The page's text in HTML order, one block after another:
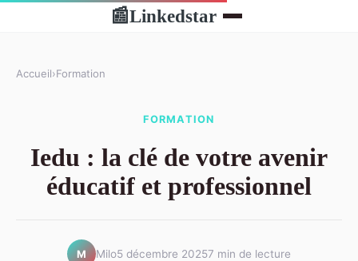
📰Linkedstar
Accueil›Formation
FORMATION
Iedu : la clé de votre avenir
éducatif et professionnel
M Milo5 décembre 20257 min de lecture